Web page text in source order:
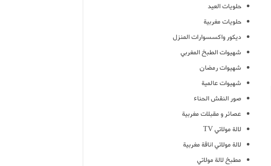
حلويات العيد
حلويات مغربية
ديكور واكسسوارات المنزل
شهيوات الطبخ المغربي
شهيوات رمضان
شهيوات عالمية
صور النقش الحناء
عصائر و مقبلات مغربية
لالة مولاتي TV
لالة مولاتي اناقة مغربية
مطبخ لالة مولاتي